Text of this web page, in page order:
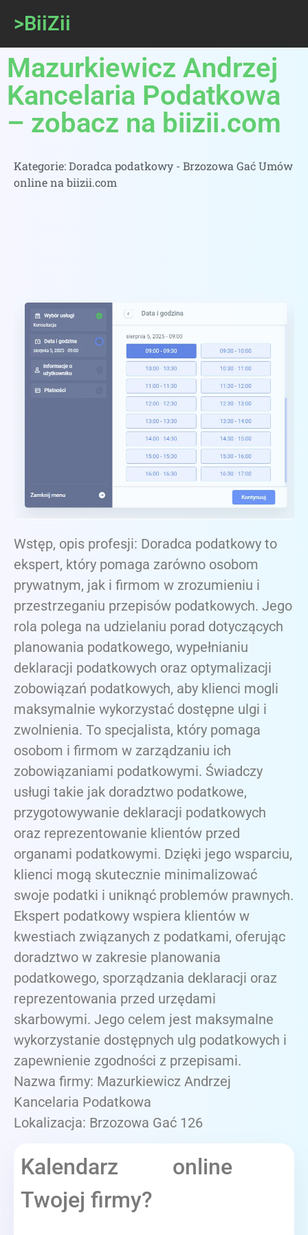
>BiiZii
Mazurkiewicz Andrzej
Kancelaria Podatkowa
– zobacz na biizii.com
Kategorie:Doradca podatkowy - Brzozowa Gać Umów
online na biizii.com
Wstęp, opis profesji: Doradca podatkowy to
ekspert, który pomaga zarówno osobom
prywatnym, jak i firmom w zrozumieniu i
przestrzeganiu przepisów podatkowych. Jego
rola polega na udzielaniu porad dotyczących
planowania podatkowego, wypełnianiu
deklaracji podatkowych oraz optymalizacji
zobowiązań podatkowych, aby klienci mogli
maksymalnie wykorzystać dostępne ulgi i
zwolnienia. To specjalista, który pomaga
osobom i firmom w zarządzaniu ich
zobowiązaniami podatkowymi. Świadczy
usługi takie jak doradztwo podatkowe,
przygotowywanie deklaracji podatkowych
oraz reprezentowanie klientów przed
organami podatkowymi. Dzięki jego wsparciu,
klienci mogą skutecznie minimalizować
swoje podatki i uniknąć problemów prawnych.
Ekspert podatkowy wspiera klientów w
kwestiach związanych z podatkami, oferując
doradztwo w zakresie planowania
podatkowego, sporządzania deklaracji oraz
reprezentowania przed urzędami
skarbowymi. Jego celem jest maksymalne
wykorzystanie dostępnych ulg podatkowych i
zapewnienie zgodności z przepisami.
Nazwa firmy: Mazurkiewicz Andrzej
Kancelaria Podatkowa
Lokalizacja: Brzozowa Gać 126
Kalendarz online
Twojej firmy?